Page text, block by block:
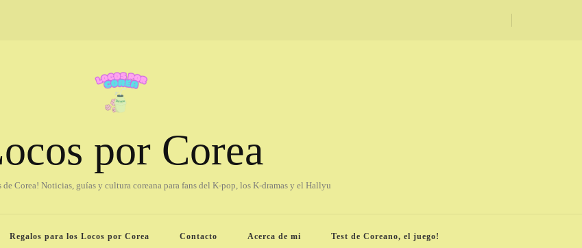
por Corea
de Corea! Noticias, guías y cultura coreana para fans del K-pop, los K-dramas y el Hallyu
Regalos para los Locos por Corea Contacto Acerca de mi Test de Coreano, el juego!